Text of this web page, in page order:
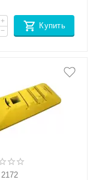
+
−
Купить
2172